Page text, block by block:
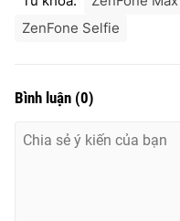
ZenFone Selfie
Bình luận (0)